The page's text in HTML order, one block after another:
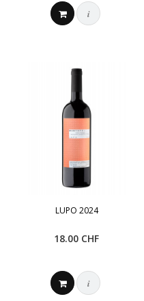
i
LUPO 2024
18.00 CHF
i